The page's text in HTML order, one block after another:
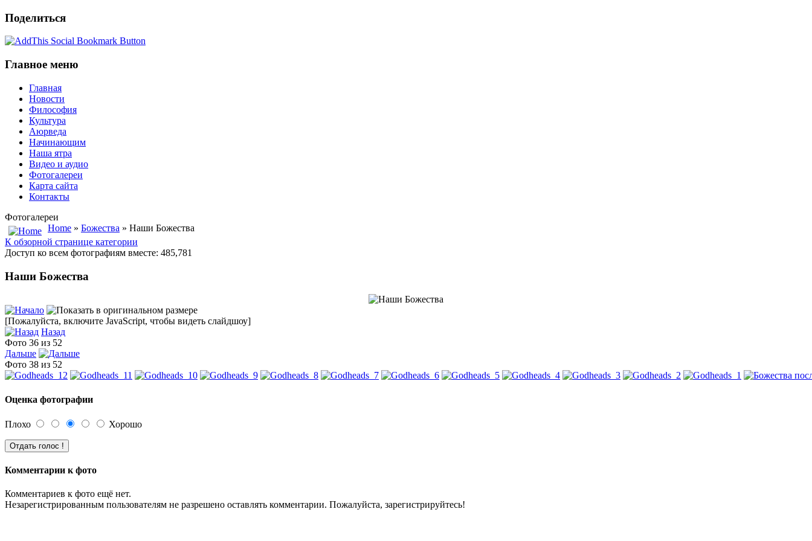
Поделиться
Главное меню
Главная
Новости
Философия
Культура
Аюрведа
Начинающим
Наша ятра
Видео и аудио
Фотогалереи
Карта сайта
Контакты
Фотогалереи
Home » Божества » Наши Божества
К обзорной странице категории
Доступ ко всем фотографиям вместе: 485,781
Наши Божества
[Пожалуйста, включите JavaScript, чтобы видеть слайдшоу]
Назад
Фото 36 из 52
Дальше
Фото 38 из 52
Оценка фотографии
Плохо Хорошо
Комментарии к фото
Комментариев к фото ещё нет.
Незарегистрированным пользователям не разрешено оставлять комментарии. Пожалуйста, зарегистрируйтесь!